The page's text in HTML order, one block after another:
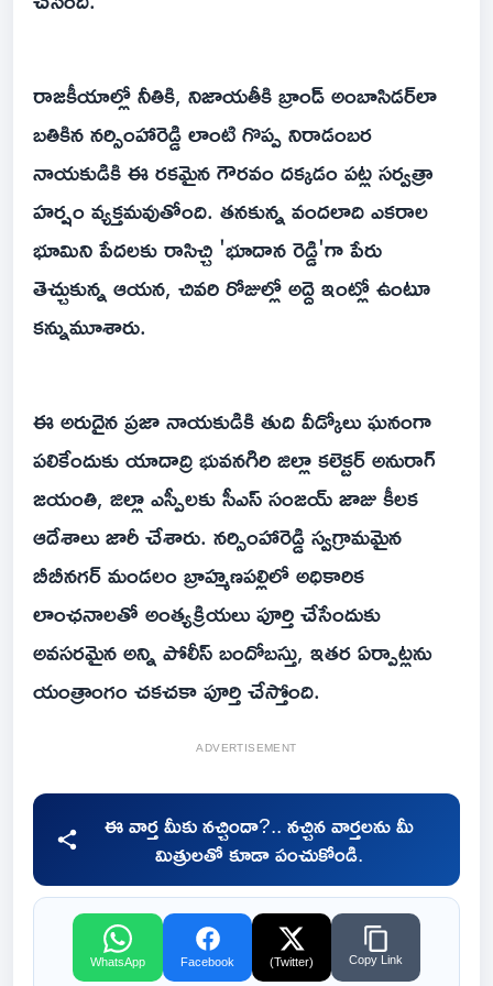
రాజకీయాల్లో నీతికి, నిజాయతీకి బ్రాండ్ అంబాసిడర్‌లా
బతికిన నర్సింహారెడ్డి లాంటి గొప్ప నిరాడంబర
నాయకుడికి ఈ రకమైన గౌరవం దక్కడం పట్ల సర్వత్రా
హర్షం వ్యక్తమవుతోంది. తనకున్న వందలాది ఎకరాల
భూమిని పేదలకు రాసిచ్చి 'భూదాన రెడ్డి'గా పేరు
తెచ్చుకున్న ఆయన, చివరి రోజుల్లో అద్దె ఇంట్లో ఉంటూ
కన్నుమూశారు.
ఈ అరుదైన ప్రజా నాయకుడికి తుది వీడ్కోలు ఘనంగా
పలికేందుకు యాదాద్రి భువనగిరి జిల్లా కలెక్టర్ అనురాగ్
జయంతి, జిల్లా ఎస్పీలకు సీఎస్ సంజయ్ జాజు కీలక
ఆదేశాలు జారీ చేశారు. నర్సింహారెడ్డి స్వగ్రామమైన
బీబీనగర్ మండలం బ్రాహ్మణపల్లిలో అధికారిక
లాంఛనాలతో అంత్యక్రియలు పూర్తి చేసేందుకు
అవసరమైన అన్ని పోలీస్ బందోబస్తు, ఇతర ఏర్పాట్లను
యంత్రాంగం చకచకా పూర్తి చేస్తోంది.
ADVERTISEMENT
ఈ వార్త మీకు నచ్చిందా?.. నచ్చిన వార్తలను మీ
మిత్రులతో కూడా పంచుకోండి.
WhatsApp Facebook (Twitter) Copy Link